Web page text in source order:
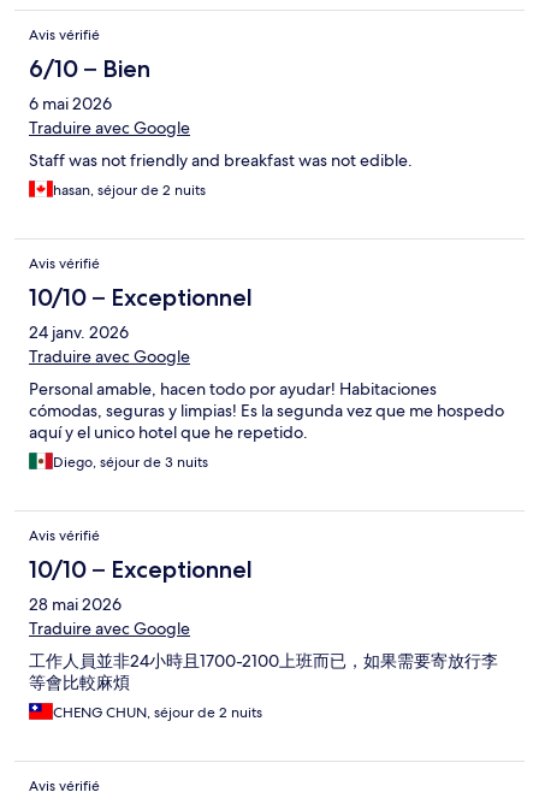
Avis vérifié
6/10 – Bien
6 mai 2026
Traduire avec Google
Staff was not friendly and breakfast was not edible.
hasan, séjour de 2 nuits
Avis vérifié
10/10 – Exceptionnel
24 janv. 2026
Traduire avec Google
Personal amable, hacen todo por ayudar! Habitaciones
cómodas, seguras y limpias! Es la segunda vez que me hospedo
aquí y el unico hotel que he repetido.
Diego, séjour de 3 nuits
Avis vérifié
10/10 – Exceptionnel
28 mai 2026
Traduire avec Google
工作人員並非24小時且1700-2100上班而已，如果需要寄放行李
等會比較麻煩
CHENG CHUN, séjour de 2 nuits
Avis vérifié